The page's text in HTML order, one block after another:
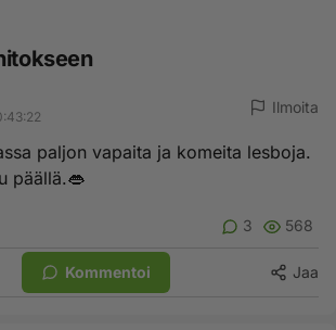
Ilmoita
paljon vapaita ja komeita lesboja.
päällä.👄
3 568
Kommentoi Jaa